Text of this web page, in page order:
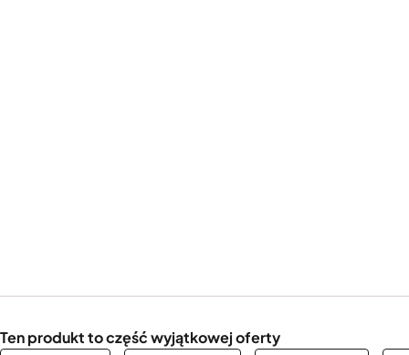
Ten produkt to część wyjątkowej oferty